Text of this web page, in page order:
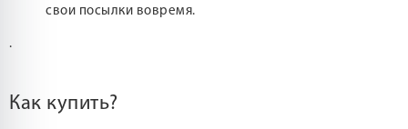
свои посылки вовремя.
.
Как купить?